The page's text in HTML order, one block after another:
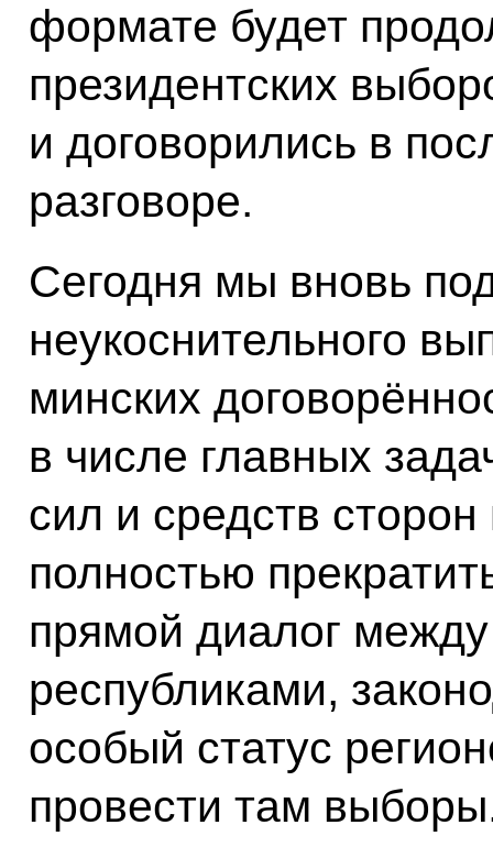
формате будет
президентских
и договорились в
разговоре.
Сегодня мы вновь
неукоснительного
минских
в числе главных
сил и средств
полностью
прямой диалог
республиками,
особый статус
провести там